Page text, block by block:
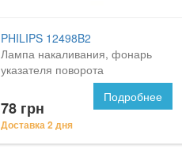
PHILIPS 12498B2
Лампа накаливания, фонарь
указателя поворота
78 грн
Доставка 2 дня
Подробнее